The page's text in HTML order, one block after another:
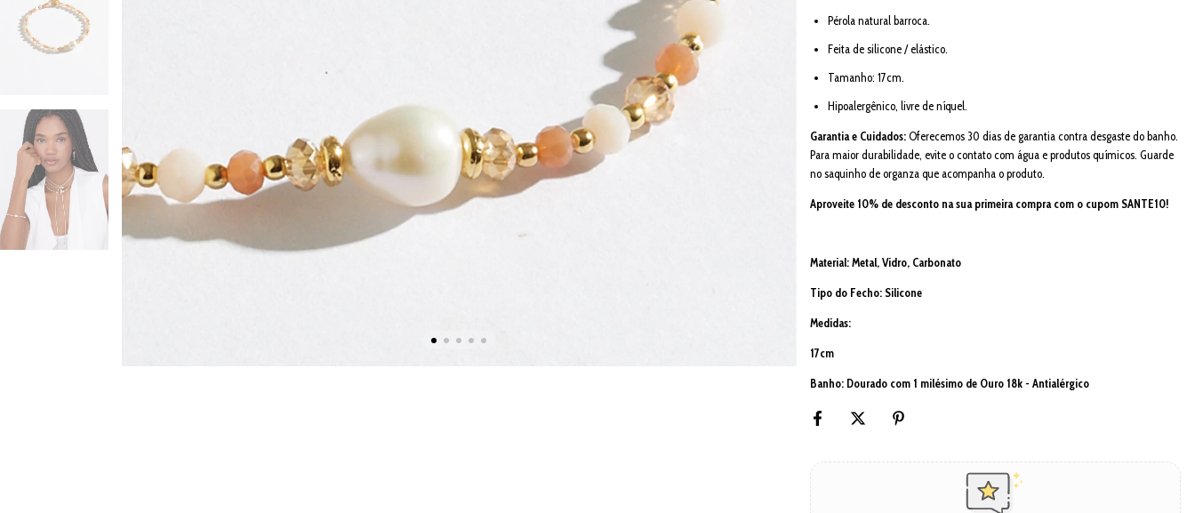
Pérola natural barroca.
Feita de silicone / elástico.
Tamanho: 17cm.
Hipoalergênico, livre de níquel.
Garantia e Cuidados:Oferecemos 30 dias de garantia contra desgaste do banho.
Para maior durabilidade, evite o contato com água e produtos químicos. Guarde
no saquinho de organza que acompanha o produto.
Aproveite 10% de desconto na sua primeira compra com o cupom SANTE10!
Material: Metal, Vidro, Carbonato
Tipo do Fecho: Silicone
Medidas:
17cm
Banho: Dourado com 1 milésimo de Ouro 18k - Antialérgico